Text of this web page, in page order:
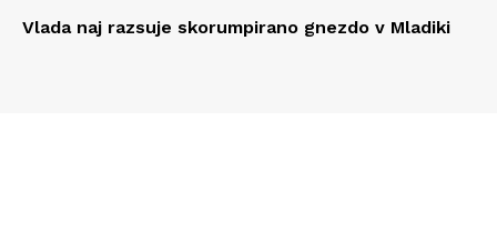
Vlada naj razsuje skorumpirano gnezdo v Mladiki